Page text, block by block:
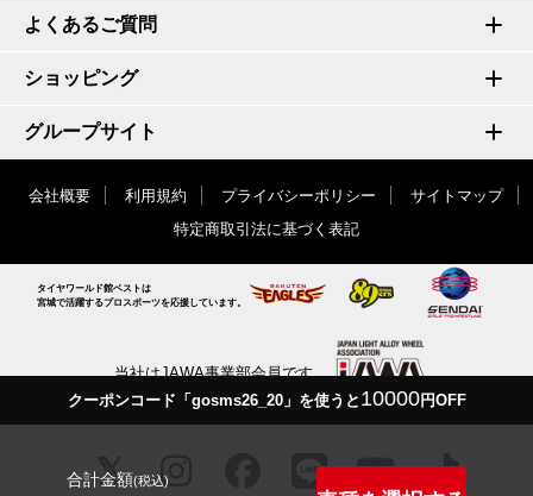
クーポンコード「gosms26_20」を使うと 10000円OFF
合計金額(税込)
よくあるご質問
ショッピング
グループサイト
会社概要 利用規約 プライバシーポリシー
サイトマップ
特定商取引法に基づく表記
タイヤワールド館ベストは
宮城で活躍するプロスポーツを応援しています。
当社はJAWA事業部会員です